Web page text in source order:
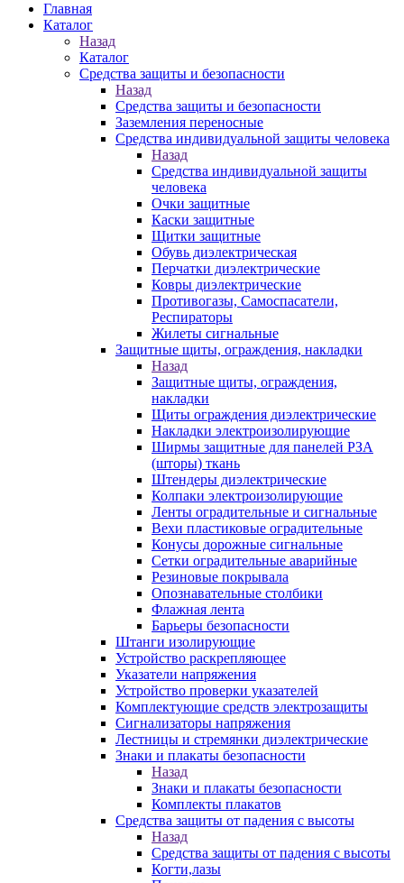
Главная
Каталог
Назад
Каталог
Средства защиты и безопасности
Назад
Средства защиты и безопасности
Заземления переносные
Средства индивидуальной защиты человека
Назад
Средства индивидуальной защиты
человека
Очки защитные
Каски защитные
Щитки защитные
Обувь диэлектрическая
Перчатки диэлектрические
Ковры диэлектрические
Противогазы, Самоспасатели,
Респираторы
Жилеты сигнальные
Защитные щиты, ограждения, накладки
Назад
Защитные щиты, ограждения,
накладки
Щиты ограждения диэлектрические
Накладки электроизолирующие
Ширмы защитные для панелей РЗА
(шторы) ткань
Штендеры диэлектрические
Колпаки электроизолирующие
Ленты оградительные и сигнальные
Вехи пластиковые оградительные
Конусы дорожные сигнальные
Сетки оградительные аварийные
Резиновые покрывала
Опознавательные столбики
Флажная лента
Барьеры безопасности
Штанги изолирующие
Устройство раскрепляющее
Указатели напряжения
Устройство проверки указателей
Комплектующие средств электрозащиты
Сигнализаторы напряжения
Лестницы и стремянки диэлектрические
Знаки и плакаты безопасности
Назад
Знаки и плакаты безопасности
Комплекты плакатов
Средства защиты от падения с высоты
Назад
Средства защиты от падения с высоты
Когти,лазы